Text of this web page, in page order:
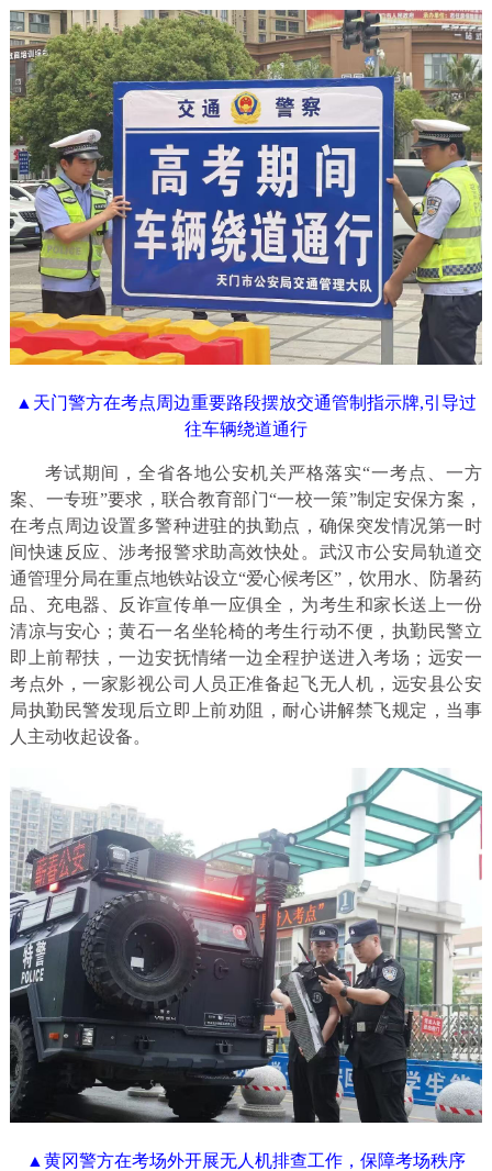
▲天门警方在考点周边重要路段摆放交通管制指示牌,引导过
往车辆绕道通行
考试期间，全省各地公安机关严格落实“一考点、一方
案、一专班”要求，联合教育部门“一校一策”制定安保方案，
在考点周边设置多警种进驻的执勤点，确保突发情况第一时
间快速反应、涉考报警求助高效快处。武汉市公安局轨道交
通管理分局在重点地铁站设立“爱心候考区”，饮用水、防暑药
品、充电器、反诈宣传单一应俱全，为考生和家长送上一份
清凉与安心；黄石一名坐轮椅的考生行动不便，执勤民警立
即上前帮扶，一边安抚情绪一边全程护送进入考场；远安一
考点外，一家影视公司人员正准备起飞无人机，远安县公安
局执勤民警发现后立即上前劝阻，耐心讲解禁飞规定，当事
人主动收起设备。
▲黄冈警方在考场外开展无人机排查工作，保障考场秩序